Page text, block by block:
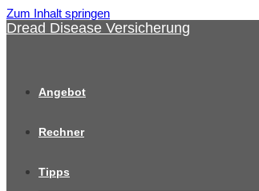
Zum Inhalt springen
Dread Disease Versicherung
Angebot
Rechner
Tipps